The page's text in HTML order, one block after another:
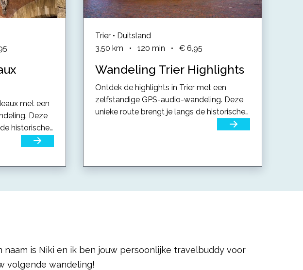
Deze
historische
Trier • Duitsland
3,50 km • 120 min • € 6,95
Wandeling Trier Highlights
Ontdek de highlights in Trier met een
zelfstandige GPS-audio-wandeling. Deze
unieke route brengt je langs de historische
naam is Niki en ik ben jouw persoonlijke travelbuddy voor
volgende wandeling!